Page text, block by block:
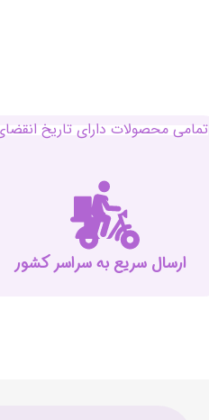
تمامی محصولات دارای تاریخ
ارسال سریع به سراسر کشور